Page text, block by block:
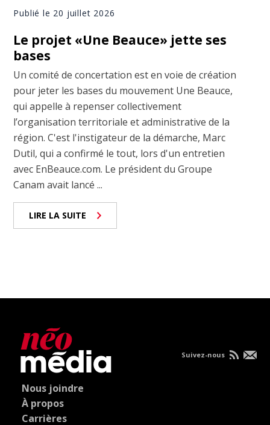
Publié le 20 juillet 2026
Le projet «Une Beauce» jette ses
bases
Un comité de concertation est en voie de création
pour jeter les bases du mouvement Une Beauce,
qui appelle à repenser collectivement
l’organisation territoriale et administrative de la
région. C'est l'instigateur de la démarche, Marc
Dutil, qui a confirmé le tout, lors d'un entretien
avec EnBeauce.com. Le président du Groupe
Canam avait lancé ...
LIRE LA SUITE
Nous joindre
À propos
Carrières
Suivez-nous